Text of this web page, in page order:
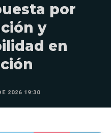
por
y
en
2026 19:30